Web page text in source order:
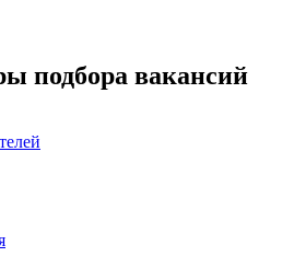
подбора вакансий